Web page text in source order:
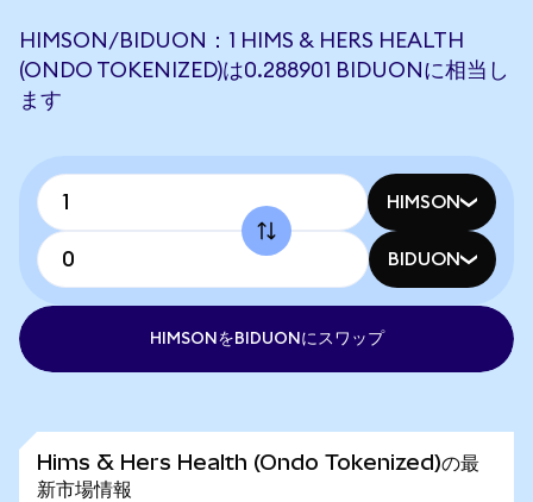
HIMSON/BIDUON：1 HIMS & HERS HEALTH
(ONDO TOKENIZED)は0.288901 BIDUONに相当し
ます
HIMSON
BIDUON
HIMSONをBIDUONにスワップ
Hims & Hers Health (Ondo Tokenized)の最
新市場情報